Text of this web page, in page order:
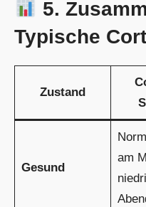
5.
Typische
Zustand
Gesund
am